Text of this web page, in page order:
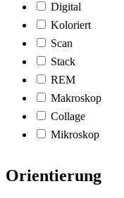
Digital
Koloriert
Scan
Stack
REM
Makroskop
Collage
Mikroskop
Orientierung